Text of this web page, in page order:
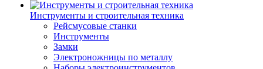
Инструменты и строительная техника
Рейсмусовые станки
Инструменты
Замки
Электроножницы по металлу